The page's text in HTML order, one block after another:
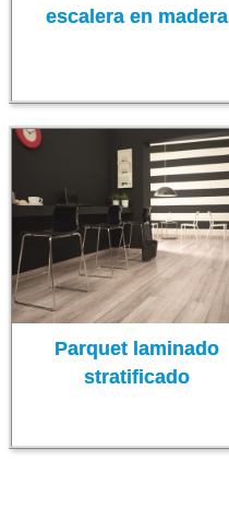
escalera en madera
Parquet laminado
stratificado